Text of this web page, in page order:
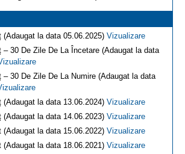
(Adaugat la data 05.06.2025) Vizualizare
– 30 De Zile De La Încetare (Adaugat la data
– 30 De Zile De La Numire (Adaugat la data
(Adaugat la data 13.06.2024) Vizualizare
(Adaugat la data 14.06.2023) Vizualizare
(Adaugat la data 15.06.2022) Vizualizare
(Adaugat la data 18.06.2021) Vizualizare